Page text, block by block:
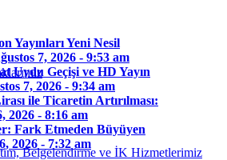
Belgelendirme ve İK Hizmetlerimiz
Yayınları Yeni Nesil
7, 2026 - 9:53 am
Uydu Geçişi ve HD Yayın
7, 2026 - 9:34 am
ile Ticaretin Artırılması:
2026 - 8:16 am
Fark Etmeden Büyüyen
2026 - 7:32 am